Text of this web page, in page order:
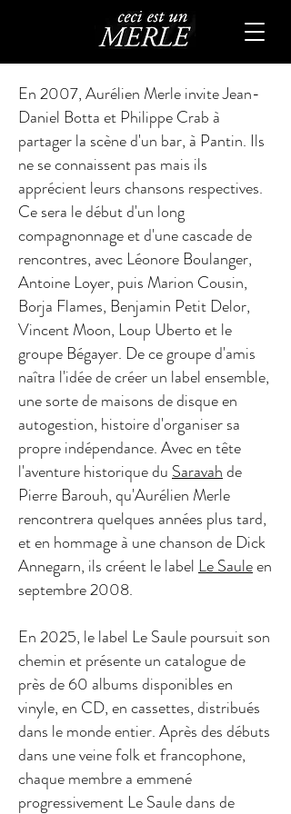
En 2007, Aurélien Merle invite Jean-
Daniel Botta et Philippe Crab à
partager la scène d'un bar, à Pantin. Ils
ne se connaissent pas mais ils
apprécient leurs chansons respectives.
Ce sera le début d'un long
compagnonnage et d'une cascade de
rencontres, avec Léonore Boulanger,
Antoine Loyer, puis Marion Cousin,
Borja Flames, Benjamin Petit Delor,
Vincent Moon, Loup Uberto et le
groupe Bégayer. De ce groupe d'amis
naîtra l'idée de créer un label ensemble,
une sorte de maisons de disque en
autogestion, histoire d'organiser sa
propre indépendance. Avec en tête
l'aventure historique du Saravahde
Pierre Barouh, qu'Aurélien Merle
rencontrera quelques années plus tard,
et en hommage à une chanson de Dick
Annegarn, ils créent le label Le Sauleen
septembre 2008.
En 2025, le label Le Saule poursuit son
chemin et présente un catalogue de
près de 60 albums disponibles en
vinyle, en CD, en cassettes, distribués
dans le monde entier. Après des débuts
dans une veine folk et francophone,
chaque membre a emmené
progressivement Le Saule dans de